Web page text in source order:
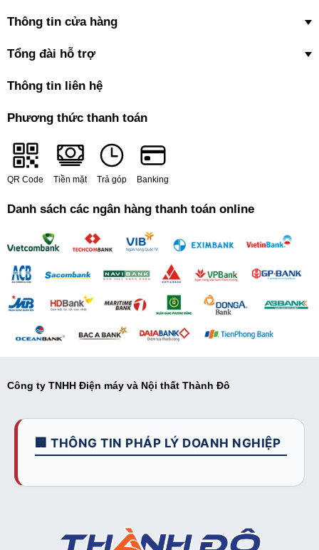
Thông tin cửa hàng
Tổng đài hỗ trợ
Thông tin liên hệ
Phương thức thanh toán
QR Code Tiền mặt Trả góp Banking
Danh sách các ngân hàng thanh toán online
Công ty TNHH Điện máy và Nội thất Thành Đô
🏢 THÔNG TIN PHÁP LÝ DOANH NGHIỆP